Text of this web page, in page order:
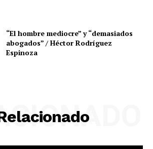
“El hombre mediocre” y “demasiados
abogados” / Héctor Rodríguez
Espinoza